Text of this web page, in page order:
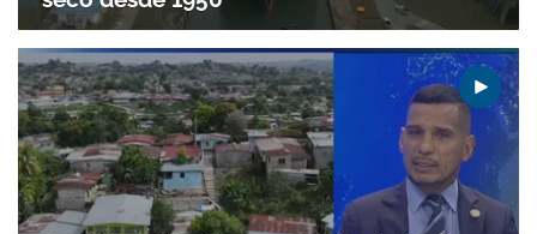
Gracias por suscribirte a nuestro boletín.
ACEPTAR